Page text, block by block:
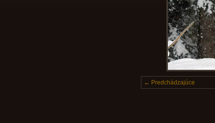
← Predchádzajúce